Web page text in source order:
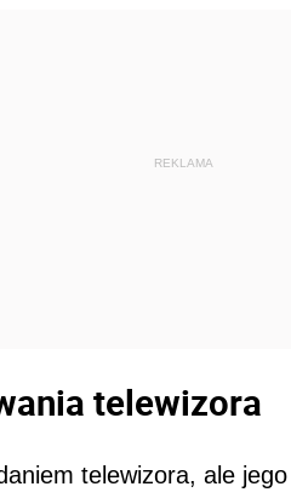
REKLAMA
telewizora
telewizora, ale